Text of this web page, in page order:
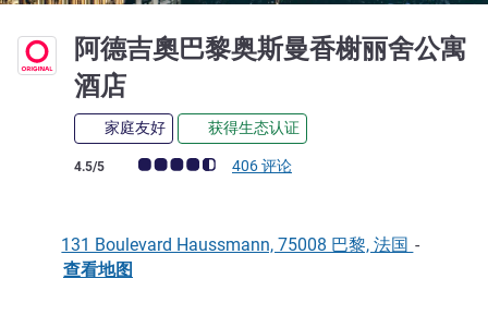
阿德吉奧巴黎奥斯曼香榭丽舍公寓
酒店
家庭友好 获得生态认证
客户意见评级 (ALL 评级)
4.5/5 406 评论
131 Boulevard Haussmann, 75008 巴黎, 法国 -
查看地图